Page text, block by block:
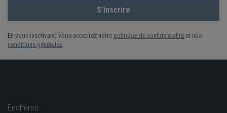
En vous inscrivant, vous acceptez notre politique de confidentialité et nos
conditions générales
Enchères